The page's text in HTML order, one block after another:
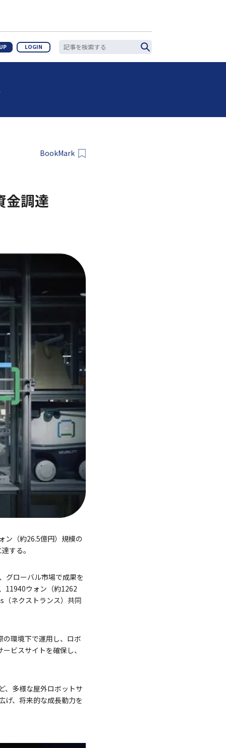
LOGIN
BookMark
金調達
ン（約26.5億円）規模の
する。
グローバル市場で成果を
11940ウォン（約1262
ネクストランス）共同
環境下で運用し、ロボ
ビスサイトを確保し、
、多様な屋外ロボットサ
げ、将来的な成長動力を